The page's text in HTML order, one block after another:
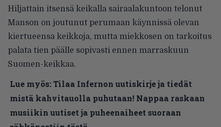
Hiljattain itsensä keikalla sairaalakuntoon telonut
Manson on joutunut perumaan käynnissä olevan
kiertueensa keikkoja, mutta miekkosen on tarkoitus
palata tien päälle sopivasti ennen marraskuun
Suomen-keikkaa.
Lue myös:Tilaa Infernon uutiskirje ja tiedät
mistä kahvitauolla puhutaan! Nappaa raskaan
musiikin uutiset ja puheenaiheet suoraan